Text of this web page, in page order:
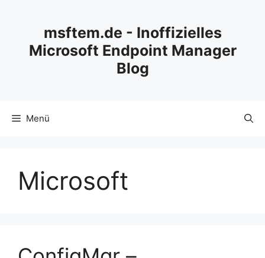
msftem.de - Inoffizielles
Microsoft Endpoint Manager
Blog
Menü
Microsoft